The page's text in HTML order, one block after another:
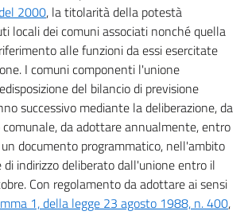
2000, la titolarità della potestà
locali dei comuni associati nonché quella
alle funzioni da essi esercitate
I comuni componenti l'unione
del bilancio di previsione
successivo mediante la deliberazione, da
da adottare annualmente, entro
documento programmatico, nell'ambito
indirizzo deliberato dall'unione entro il
Con regolamento da adottare ai sensi
1, della legge 23 agosto 1988, n. 400,